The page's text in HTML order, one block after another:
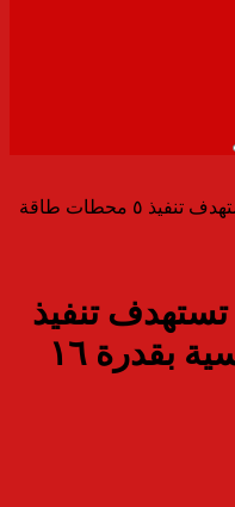
القناة لتوزيع الكهرباء تستهدف تنفيذ ٥ محطات طاقة
تستهدف تنفيذ
٥ محطات طاقة شمسية بقدرة ١٦